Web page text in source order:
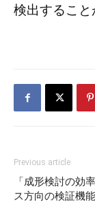
検出すること
Previous article
「成形検討の効
ス方向の検証機